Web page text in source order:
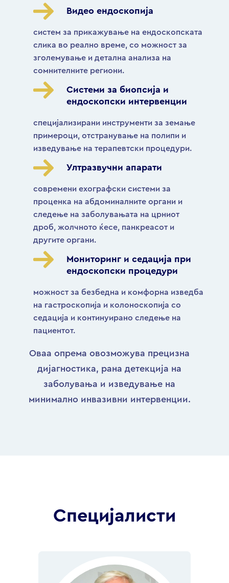
Видео ендоскопија
систем за прикажување на ендоскопската
слика во реално време, со можност за
зголемување и детална анализа на
сомнителните региони.
Системи за биопсија и
ендоскопски интервенции
специјализирани инструменти за земање
примероци, отстранување на полипи и
изведување на терапевтски процедури.
Ултразвучни апарати
современи ехографски системи за
проценка на абдоминалните органи и
следење на заболувањата на црниот
дроб, жолчното ќесе, панкреасот и
другите органи.
Мониторинг и седација при
ендоскопски процедури
можност за безбедна и комфорна изведба
на гастроскопија и колоноскопија со
седација и континуирано следење на
пациентот.
Оваа опрема овозможува прецизна
дијагностика, рана детекција на
заболувања и изведување на
минимално инвазивни интервенции.
Специјалисти